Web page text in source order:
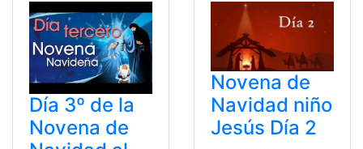
Día 3º de la
Novena de
Novena de
Navidad niño
Jesús Día 2